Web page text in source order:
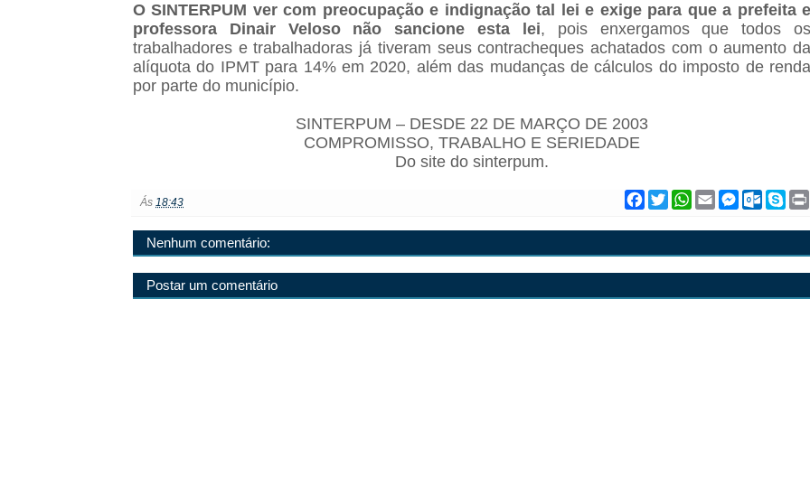
O SINTERPUM ver com preocupação e indignação tal lei e exige para que a prefeita e
professora Dinair Veloso não sancione esta lei, pois enxergamos que todos os
trabalhadores e trabalhadoras já tiveram seus contracheques achatados com o aumento da
alíquota do IPMT para 14% em 2020, além das mudanças de cálculos do imposto de renda
por parte do município.
SINTERPUM – DESDE 22 DE MARÇO DE 2003
COMPROMISSO, TRABALHO E SERIEDADE
Do site do sinterpum.
a
b
k
w
t
W
h
s
p
E
m
l
M
e
e
e
O
u
o
.
S
k
e
t
Ás 18:43
Nenhum comentário:
Postar um comentário